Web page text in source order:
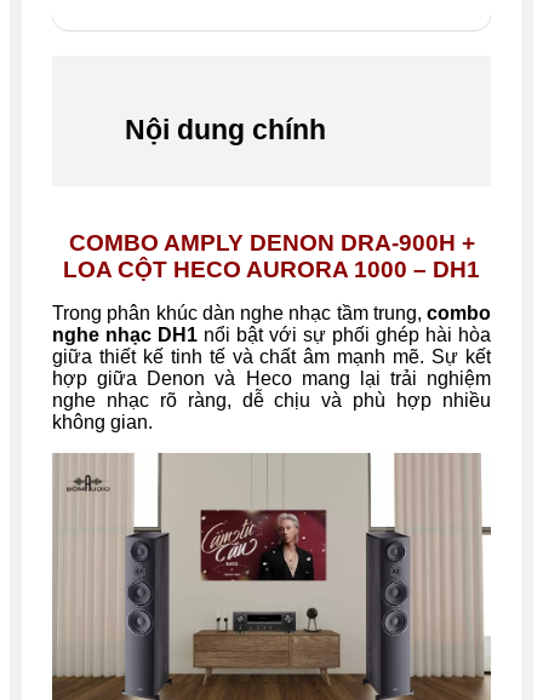
Nội dung chính
COMBO AMPLY DENON DRA-900H +
LOA CỘT HECO AURORA 1000 – DH1
Trong phân khúc dàn nghe nhạc tầm trung, combo
nghe nhạc DH1 nổi bật với sự phối ghép hài hòa
giữa thiết kế tinh tế và chất âm mạnh mẽ. Sự kết
hợp giữa Denon và Heco mang lại trải nghiệm
nghe nhạc rõ ràng, dễ chịu và phù hợp nhiều
không gian.